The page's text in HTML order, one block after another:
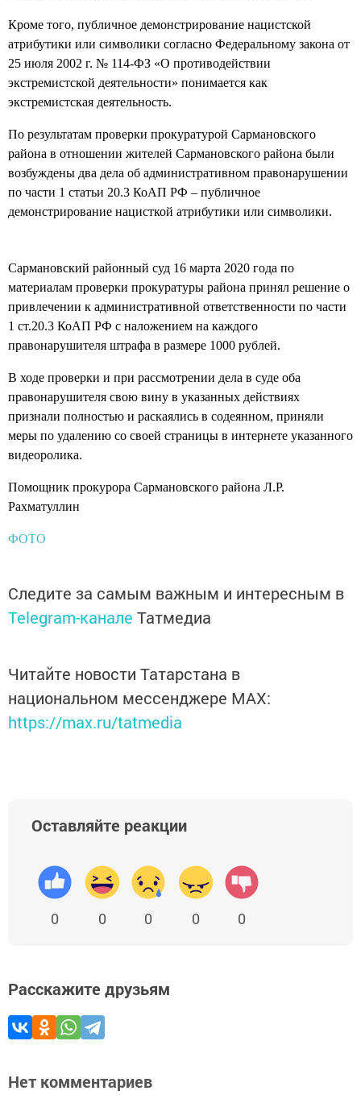
Кроме того, публичное демонстрирование нацистской
атрибутики или символики согласно Федеральному закона от
25 июля 2002 г. № 114-ФЗ «О противодействии
экстремистской деятельности» понимается как
экстремистская деятельность.
По результатам проверки прокуратурой Сармановского
района в отношении жителей Сармановского района были
возбуждены два дела об административном правонарушении
по части 1 статьи 20.3 КоАП РФ – публичное
демонстрирование нацисткой атрибутики или символики.
Сармановский районный суд 16 марта 2020 года по
материалам проверки прокуратуры района принял решение о
привлечении к административной ответственности по части
1 ст.20.3 КоАП РФ с наложением на каждого
правонарушителя штрафа в размере 1000 рублей.
В ходе проверки и при рассмотрении дела в суде оба
правонарушителя свою вину в указанных действиях
признали полностью и раскаялись в содеянном, приняли
меры по удалению со своей страницы в интернете указанного
видеоролика.
Помощник прокурора Сармановского района Л.Р.
Рахматуллин
ФОТО
Следите за самым важным и интересным в
Telegram-канале Татмедиа
Читайте новости Татарстана в
национальном мессенджере MАХ:
https://max.ru/tatmedia
Оставляйте реакции
0 0 0 0 0
Расскажите друзьям
Нет комментариев